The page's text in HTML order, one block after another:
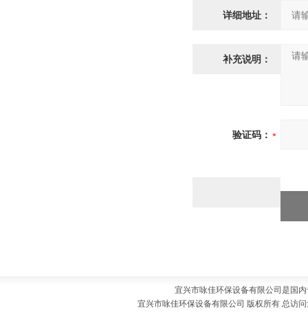
详细地址：
补充说明：
验证码：
宜兴市咏佳环保设备有限公司是国
宜兴市咏佳环保设备有限公司 版权所有 总访